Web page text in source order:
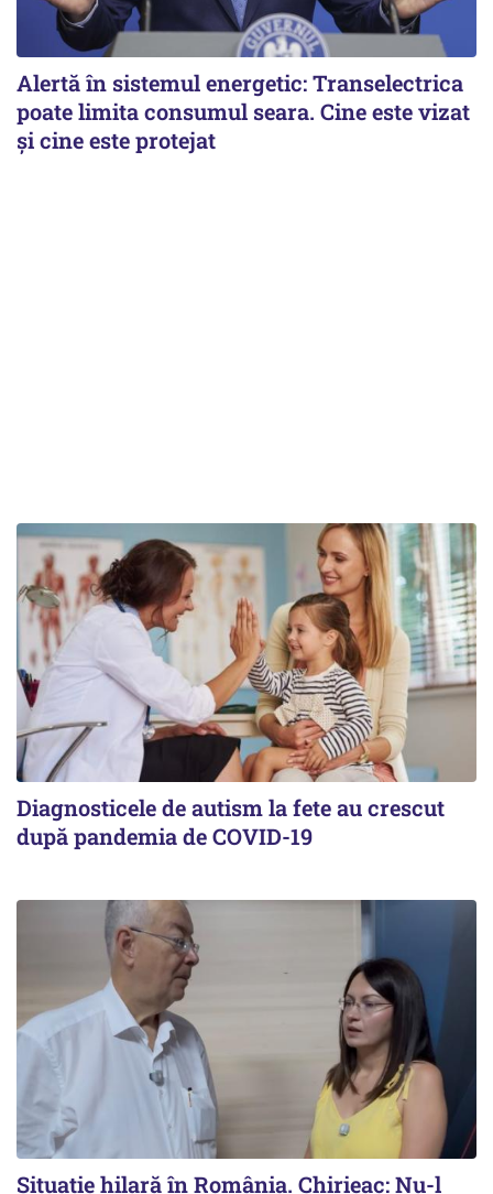
Alertă în sistemul energetic: Transelectrica
poate limita consumul seara. Cine este vizat
și cine este protejat
Diagnosticele de autism la fete au crescut
după pandemia de COVID-19
Situație hilară în România. Chirieac: Nu-l